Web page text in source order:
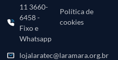
11 3660-
6458 -
Fixo e
Whatsapp
lojalaratec@laramara.org.br
Política de
cookies